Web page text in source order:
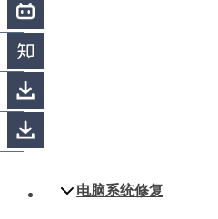
电脑系统修复